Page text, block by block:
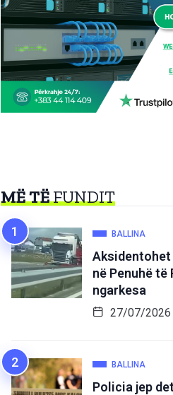
MË TËFUNDIT
BALLINA
Aksidentohet
në Penuhë të
ngarkesa
27/07/2026
BALLINA
Policia jep